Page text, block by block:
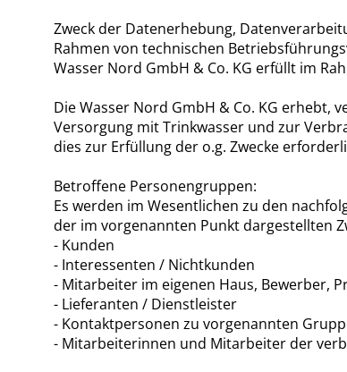
Zweck der Datenerhebung,
Rahmen von technischen
Wasser Nord GmbH & Co. KG erfüllt im
Die Wasser Nord GmbH & Co. KG
Versorgung mit Trinkwasser und zur
dies zur Erfüllung der o.g. Zwecke
Betroffene Personengruppen:
Es werden im Wesentlichen zu den
der im vorgenannten Punkt dargestellten
- Kunden
- Interessenten / Nichtkunden
- Mitarbeiter im eigenen Haus, Bewerber,
- Lieferanten / Dienstleister
- Kontaktpersonen zu vorgenannten
- Mitarbeiterinnen und Mitarbeiter der